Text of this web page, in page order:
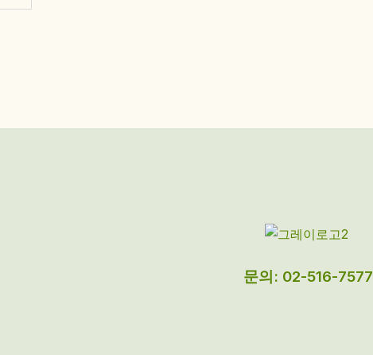
문의: 02-516-7577